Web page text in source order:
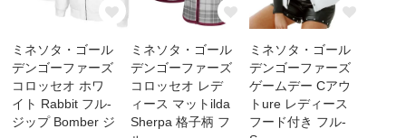
ミネソタ・ゴール
デンゴーファーズ
コロッセオ ホワ
イト Rabbit フル-
ジップ Bomber ジ
ミネソタ・ゴール
デンゴーファーズ
コロッセオ レデ
ィース マットilda
Sherpa 格子柄 フ
ミネソタ・ゴール
デンゴーファーズ
ゲームデー Cアウ
トure レディース
フード付き フル-